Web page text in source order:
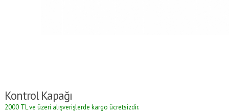
Kontrol Kapağı
2000 TL ve üzeri alışverişlerde kargo ücretsizdir.